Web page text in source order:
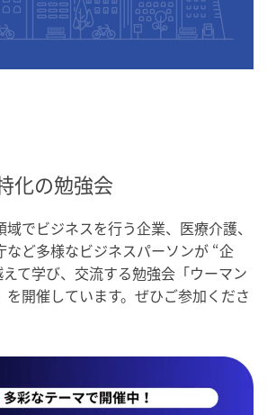
化の勉強会
でビジネスを行う企業、医療介護、
など多様なビジネスパーソンが “企
て学び、交流する勉強会「ウーマン
開催しています。ぜひご参加くださ